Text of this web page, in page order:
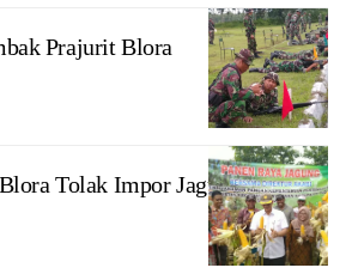
Prajurit Blora
Tolak Impor Jagung